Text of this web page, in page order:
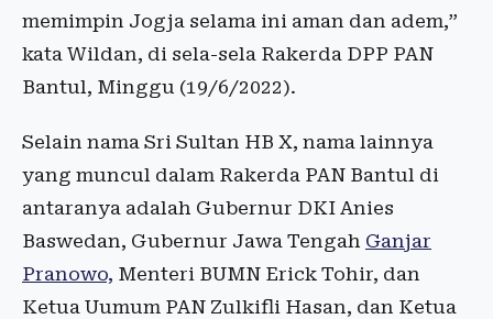
memimpin Jogja selama ini aman dan adem,”
kata Wildan, di sela-sela Rakerda DPP PAN
Bantul, Minggu (19/6/2022).
Selain nama Sri Sultan HB X, nama lainnya
yang muncul dalam Rakerda PAN Bantul di
antaranya adalah Gubernur DKI Anies
Baswedan, Gubernur Jawa Tengah Ganjar
Pranowo, Menteri BUMN Erick Tohir, dan
Ketua Uumum PAN Zulkifli Hasan, dan Ketua